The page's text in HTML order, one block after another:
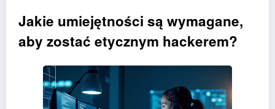
Jakie umiejętności są wymagane,
aby zostać etycznym hackerem?